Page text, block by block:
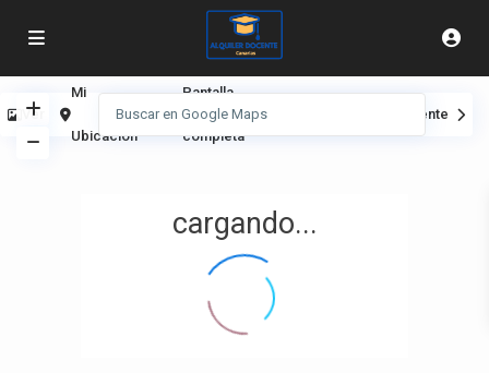
cargando...
Ver
Mi
Ubicación
Pantalla
completa
Siguiente